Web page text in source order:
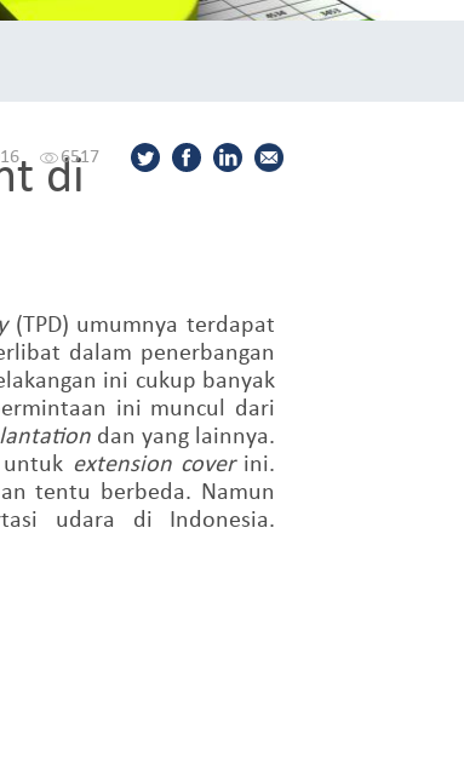
6517
di
(TPD) umumnya terdapat
dalam penerbangan
ini cukup banyak
ini muncul dari
dan yang lainnya.
untuk extension cover ini.
tentu berbeda. Namun
udara di
Indonesia.